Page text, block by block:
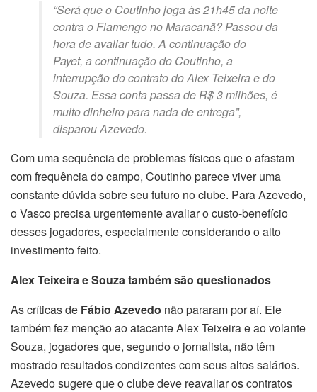
“Será que o Coutinho joga às 21h45 da noite
contra o Flamengo no Maracanã? Passou da
hora de avaliar tudo. A continuação do
Payet, a continuação do Coutinho, a
interrupção do contrato do Alex Teixeira e do
Souza. Essa conta passa de R$ 3 milhões, é
muito dinheiro para nada de entrega”,
disparou Azevedo.
Com uma sequência de problemas físicos que o afastam
com frequência do campo, Coutinho parece viver uma
constante dúvida sobre seu futuro no clube. Para Azevedo,
o Vasco precisa urgentemente avaliar o custo-benefício
desses jogadores, especialmente considerando o alto
investimento feito.
Alex Teixeira e Souza também são questionados
As críticas de Fábio Azevedo não pararam por aí. Ele
também fez menção ao atacante Alex Teixeira e ao volante
Souza, jogadores que, segundo o jornalista, não têm
mostrado resultados condizentes com seus altos salários.
Azevedo sugere que o clube deve reavaliar os contratos